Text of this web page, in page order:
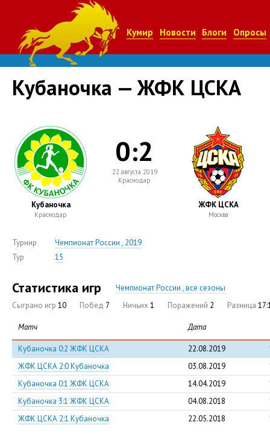
Кумир Новости Блоги Опросы
Кубаночка — ЖФК ЦСКА
Кубаночка
Краснодар
0:2
22 августа 2019
Краснодар
ЖФК ЦСКА
Москва
Турнир
Чемпионат России , 2019
Тур
15
Статистика игр
Чемпионат России , все сезоны
Сыграно игр 10 Побед 7 Ничьих 1 Поражений 2 Разница
Матч Дата
Кубаночка 0:2 ЖФК ЦСКА 22.08.2019
ЖФК ЦСКА 2:0 Кубаночка
03.08.2019
Кубаночка 0:1 ЖФК ЦСКА
14.04.2019
Кубаночка 3:1 ЖФК ЦСКА
04.08.2018
ЖФК ЦСКА 2:1 Кубаночка
22.05.2018